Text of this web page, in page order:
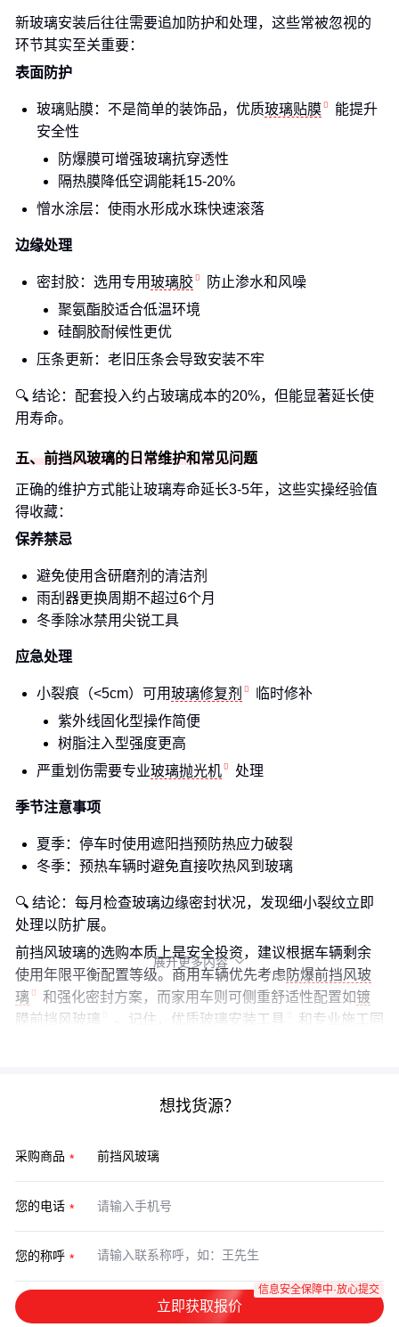
新玻璃安装后往往需要追加防护和处理，这些常被忽视的
环节其实至关重要：
表面防护
玻璃贴膜：不是简单的装饰品，优质玻璃贴膜
能提升
安全性
防爆膜可增强玻璃抗穿透性
隔热膜降低空调能耗15-20%
憎水涂层：使雨水形成水珠快速滚落
边缘处理
密封胶：选用专用玻璃胶
防止渗水和风噪
聚氨酯胶适合低温环境
硅酮胶耐候性更优
压条更新：老旧压条会导致安装不牢
🔍 结论：配套投入约占玻璃成本的20%，但能显著延长使
用寿命。
五、前挡风玻璃的日常维护和常见问题
正确的维护方式能让玻璃寿命延长3-5年，这些实操经验值
得收藏：
保养禁忌
避免使用含研磨剂的清洁剂
雨刮器更换周期不超过6个月
冬季除冰禁用尖锐工具
应急处理
小裂痕（<5cm）可用玻璃修复剂
临时修补
紫外线固化型操作简便
树脂注入型强度更高
严重划伤需要专业玻璃抛光机 处理
季节注意事项
夏季：停车时使用遮阳挡预防热应力破裂
冬季：预热车辆时避免直接吹热风到玻璃
🔍 结论：每月检查玻璃边缘密封状况，发现细小裂纹立即
处理以防扩展。
前挡风玻璃的选购本质上是安全投资，建议根据车辆剩余
使用年限平衡配置等级。商用车辆优先考虑 防爆前挡风玻
璃
和强化密封方案，而家用车则可侧重舒适性配置如镀
膜前挡风玻璃
。记住，优质玻璃安装工具
和专业施工同
展开更多内容 
想找货源？
采购商品
您的电话
您的称呼
立即获取报价
信息安全保障中·放心提交